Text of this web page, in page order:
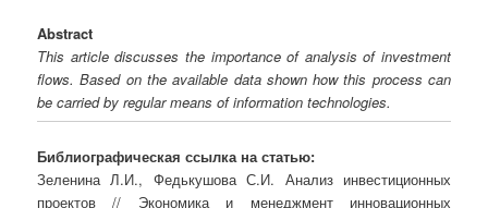
Abstract
This article discusses the importance of analysis of investment
flows. Based on the available data shown how this process can
be carried by regular means of information technologies.
Библиографическая ссылка на статью:
Зеленина Л.И., Федькушова С.И. Анализ инвестиционных
проектов // Экономика и менеджмент инновационных